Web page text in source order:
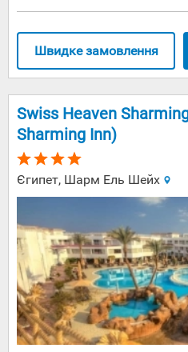
Швидке замовлення
Swiss Heaven
Sharming Inn)
Єгипет, Шарм Ель Шейх